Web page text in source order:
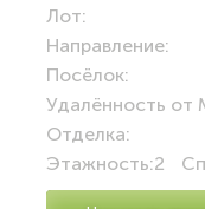
Лот:
Направление:
Посёлок:
Удалённость от
Отделка:
Этажность:2